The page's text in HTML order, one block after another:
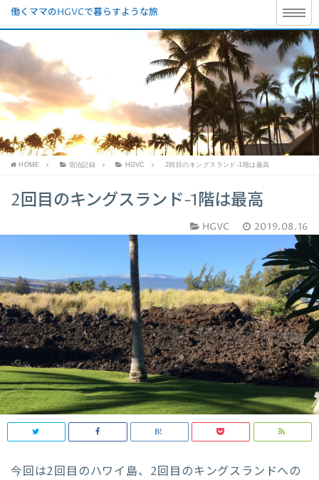
働くママのHGVCで暮らすような旅
HOME 宿泊記録 HGVC 2回目のキングスランド-1階は最高
2回目のキングスランド-1階は最高
HGVC 2019.08.16
今回は2回目のハワイ島、2回目のキングスランドへの